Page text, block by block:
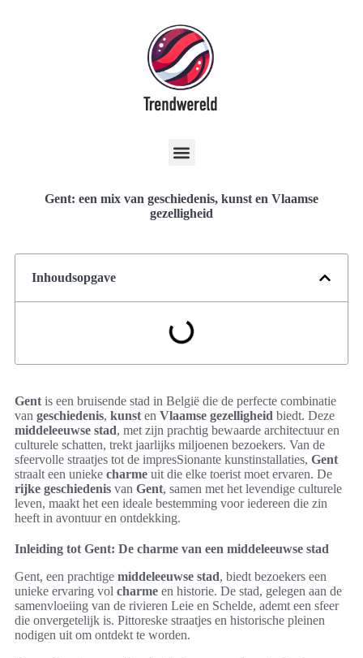
Gent: een mix van geschiedenis, kunst en Vlaamse
gezelligheid
Inhoudsopgave
Gent is een bruisende stad in België die de perfecte combinatie
van geschiedenis, kunst en Vlaamse gezelligheid biedt. Deze
middeleeuwse stad, met zijn prachtig bewaarde architectuur en
culturele schatten, trekt jaarlijks miljoenen bezoekers. Van de
sfeervolle straatjes tot de impresSionante kunstinstallaties, Gent
straalt een unieke charme uit die elke toerist moet ervaren. De
rijke geschiedenis van Gent, samen met het levendige culturele
leven, maakt het een ideale bestemming voor iedereen die zin
heeft in avontuur en ontdekking.
Inleiding tot Gent: De charme van een middeleeuwse stad
Gent, een prachtige middeleeuwse stad, biedt bezoekers een
unieke ervaring vol charme en historie. De stad, gelegen aan de
samenvloeiing van de rivieren Leie en Schelde, ademt een sfeer
die onvergetelijk is. Pittoreske straatjes en historische pleinen
nodigen uit om ontdekt te worden.